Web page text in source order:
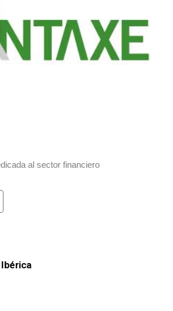
al sector financiero